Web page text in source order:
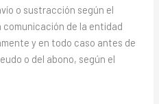
o sustracción según el
de la entidad
y en todo caso antes de
o del abono, según el